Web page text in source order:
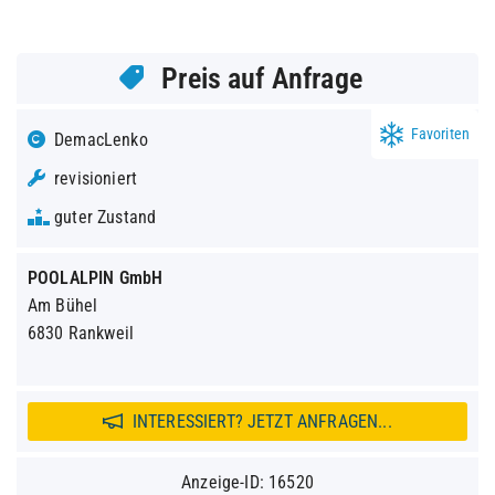
Preis auf Anfrage
Favoriten
DemacLenko
revisioniert
guter Zustand
POOLALPIN GmbH
Am Bühel
6830 Rankweil
INTERESSIERT? JETZT ANFRAGEN...
Anzeige-ID: 16520